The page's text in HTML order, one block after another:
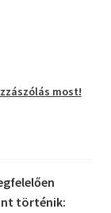
most!
történik: